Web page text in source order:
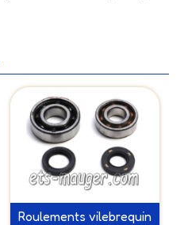
Roulements vilebrequin